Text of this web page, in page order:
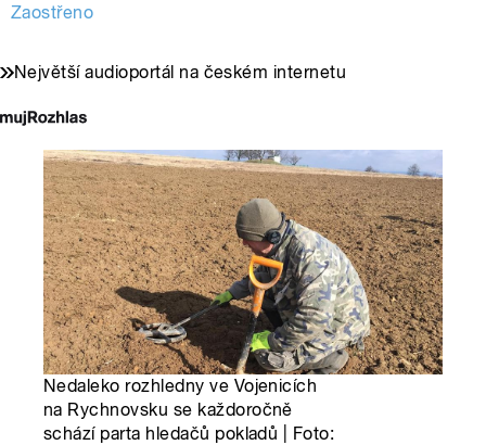
Zaostřeno
Největší audioportál na českém internetu
Nedaleko rozhledny ve Vojenicích
na Rychnovsku se každoročně
schází parta hledačů pokladů | Foto: